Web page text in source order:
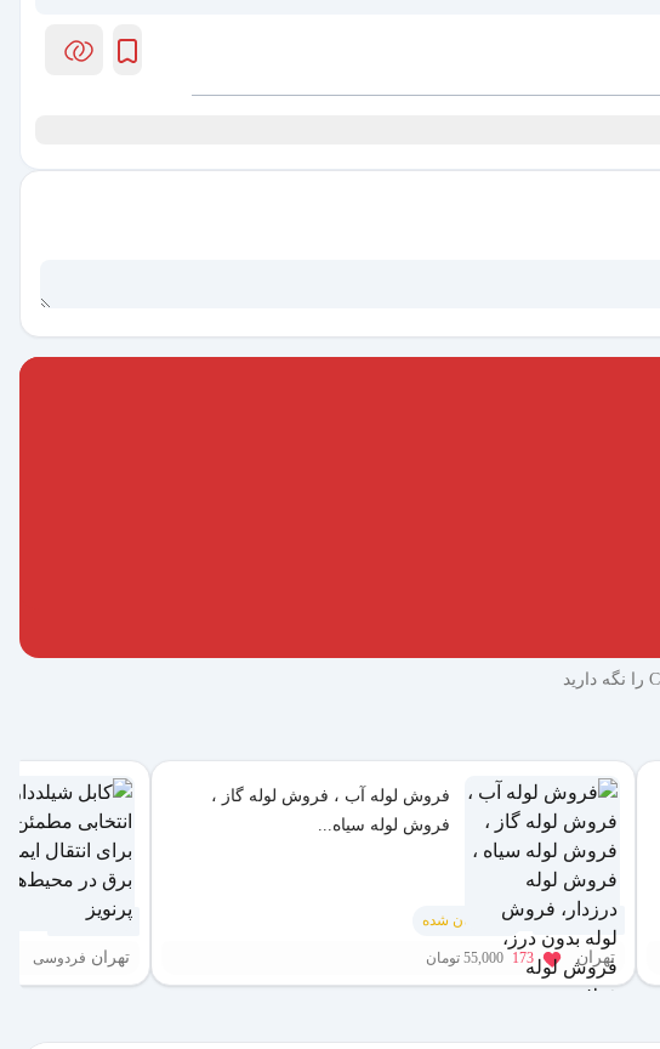
نردبان شده 2 هفته پیش
فروش لوله آب ، فروش لوله گاز ،
فروش لوله سیاه...
تهران 173 55,000 تومان
1 هفته پیش
تهران فردوسی